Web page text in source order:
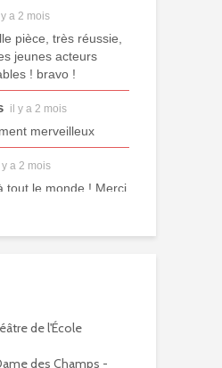
a 2 mois
pièce, très réussie,
jeunes acteurs
! bravo !
il y a 2 mois
merveilleux
y a 2 mois
tout le monde ! Merci
eux. Bravo à vous !
Delisle il y a 3 mois
de l'École
des Champs -